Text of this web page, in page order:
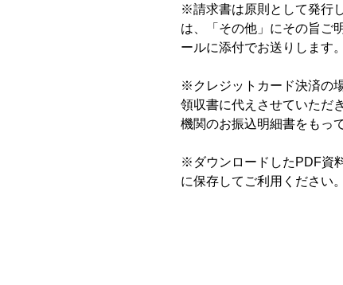
※請求書は原則として発行
は、「その他」にその旨ご
ールに添付でお送りします。
※クレジットカード決済の
領収書に代えさせていただ
機関のお振込明細書をもっ
※ダウンロードしたPDF資
に保存してご利用ください。